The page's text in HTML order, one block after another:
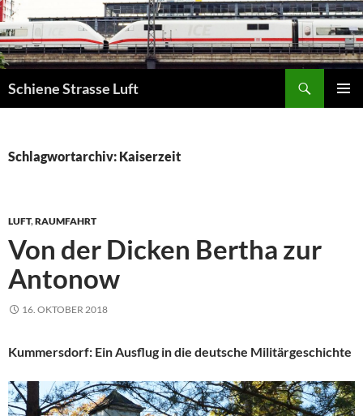
Zum
Inhalt
springen
Schiene Strasse Luft
Schlagwortarchiv: Kaiserzeit
LUFT,RAUMFAHRT
Von der Dicken Bertha zur
Antonow
16. OKTOBER 2018
Kummersdorf: Ein Ausflug in die deutsche Militärgeschichte